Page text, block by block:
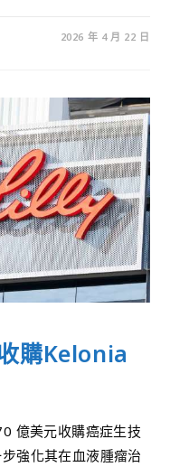
2026 年 4 月 22 日
購Kelonia
億美元收購癌症生技
強化其在血液腫瘤治